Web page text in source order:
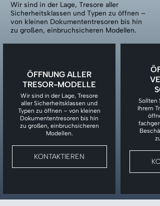
Wir sind in der Lage, Tresore aller
Sicherheitsklassen und Typen zu öffnen –
von kleinen Dokumententresoren bis hin
zu großen, einbruchsicheren Modellen.
ÖFFNUNG ALLER
TRESOR-MODELLE
Wir sind in der Lage, Tresore
aller Sicherheitsklassen und
Typen zu öffnen – von kleinen
Dokumententresoren bis hin
zu großen, einbruchsicheren
Modellen.
KONTAKTIEREN
Sollten
Ihrem